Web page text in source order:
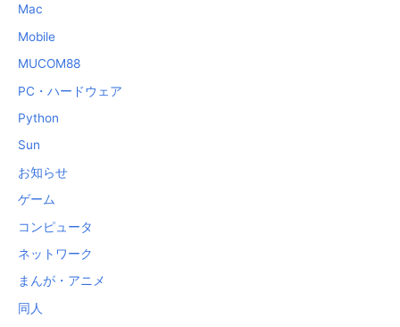
Mac
Mobile
MUCOM88
PC・ハードウェア
Python
Sun
お知らせ
ゲーム
コンピュータ
ネットワーク
まんが・アニメ
同人